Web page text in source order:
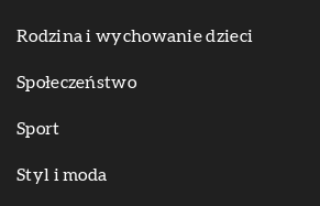
Rodzina i wychowanie dzieci
Społeczeństwo
Sport
Styl i moda